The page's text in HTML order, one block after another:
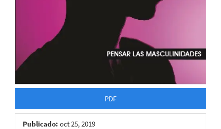
PDF
Publicado: oct 25, 2019